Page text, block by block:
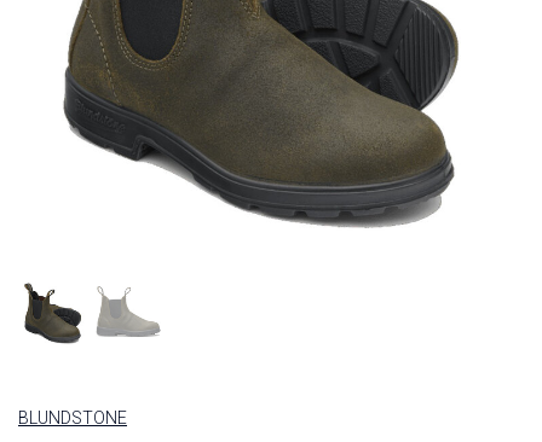
BLUNDSTONE